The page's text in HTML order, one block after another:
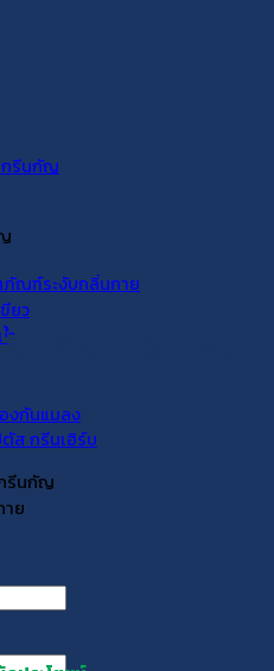
ณฑ์ระงับกลิ่นกาย
ยว
ำ
งกันแมลง
เฮิร์บ กรีนกัญ
รีนกัญ
าย